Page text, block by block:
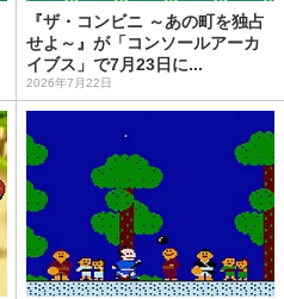
『ザ・コンビニ ～あの町を独占
せよ～』が「コンソールアーカ
イブス」で7月23日に...
2026年7月22日